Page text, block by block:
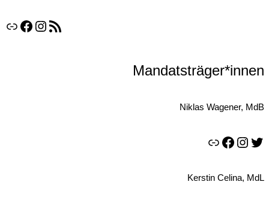
Link Facebook Instagram RSS-Feed
Mandatsträger*innen
Niklas Wagener, MdB
Link Facebook Instagram Twitter
Kerstin Celina, MdL